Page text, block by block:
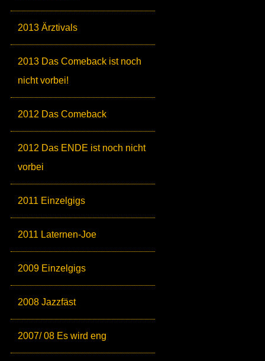
2013 Ärztivals
2013 Das Comeback ist noch
nicht vorbei!
2012 Das Comeback
2012 Das ENDE ist noch nicht
vorbei
2011 Einzelgigs
2011 Laternen-Joe
2009 Einzelgigs
2008 Jazzfäst
2007/ 08 Es wird eng